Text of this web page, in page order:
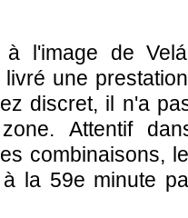
l'image de
une
discret, il n'a
Attentif
combinaisons,
la 59e minute